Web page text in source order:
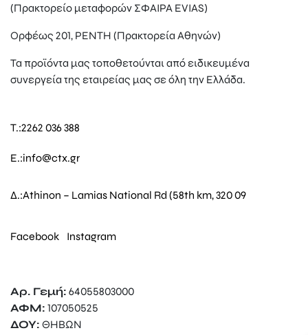
(Πρακτορείο μεταφορών ΣΦΑΙΡΑ EVIAS)
Ορφέως 201, ΡΕΝΤΗ (Πρακτορεία Αθηνών)
Τα προϊόντα μας τοποθετούνται από ειδικευμένα
συνεργεία της εταιρείας μας σε όλη την Ελλάδα.
T.:2262 036 388
E.:info@ctx.gr
Δ.:Athinon – Lamias National Rd (58th km, 320 09
Facebook Instagram
Αρ. Γεμή: 64055803000
ΑΦΜ: 107050525
ΔΟΥ: ΘΗΒΩΝ